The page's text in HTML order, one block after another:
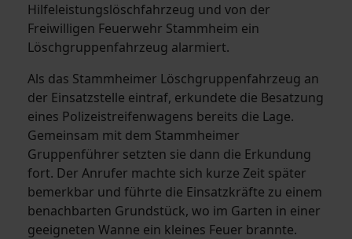
Hilfeleistungslöschfahrzeug und von der
Freiwilligen Feuerwehr Stammheim ein
Löschgruppenfahrzeug alarmiert.
Als das Stammheimer Löschgruppenfahrzeug an
der Einsatzstelle eintraf, erkundete die Besatzung
eines Polizeistreifenwagens bereits die Lage.
Gemeinsam mit dem Stammheimer
Gruppenführer setzten sie dann die Erkundung
fort. Der Anrufer machte sich kurze Zeit später
bemerkbar und führte die Einsatzkräfte zu einem
benachbarten Grundstück, wo im Garten in einer
geeigneten Wanne ein kleines Feuer brannte.